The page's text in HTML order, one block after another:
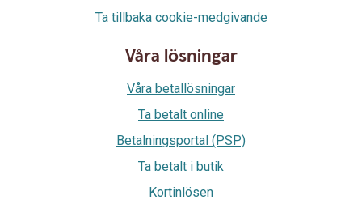
Ta tillbaka cookie-medgivande
Våra lösningar
Våra betallösningar
Ta betalt online
Betalningsportal (PSP)
Ta betalt i butik
Kortinlösen